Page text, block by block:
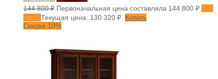
144 800₽ Первоначальная цена составляла 144 800 ₽.
Текущая цена: 130 320 ₽. Купить
Скидка 10%